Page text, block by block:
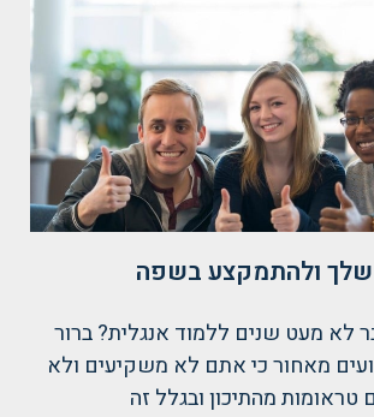
ולהתמקצע בשפה
לא מעט שנים ללמוד אנגלית? ברור
מאחור כי אתם לא משקיעים ולא
מהתיכון ובגלל זה